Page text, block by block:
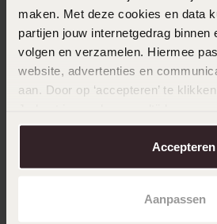
maken. Met deze cookies en data
partijen jouw internetgedrag binnen
volgen en verzamelen. Hiermee
website, advertenties en
aan. Door op ‘accepteren’ te
over in onscookiebeleid.
Accepteren
Aanpassen